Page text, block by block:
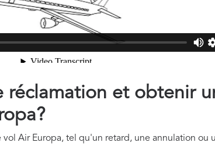
réclamation et obtenir
Air Europa, tel qu'un retard, une annulation